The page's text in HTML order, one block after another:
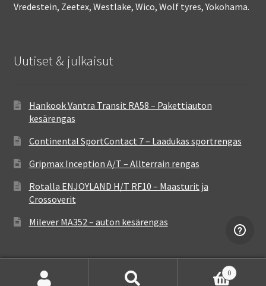
Vredestein, Zeetex, Westlake, Wico, Wolf tyres, Yokohama.
Uutiset & julkaisut
Hankook Vantra Transit RA58 – Pakettiauton
kesärengas
Continental SportContact 7 – Laadukas sportrengas
Gripmax Inception A/T – Allterrain rengas
Rotalla ENJOYLAND H/T RF10 – Maasturit ja
Crossoverit
Milever MA352 – auton kesärengas
0